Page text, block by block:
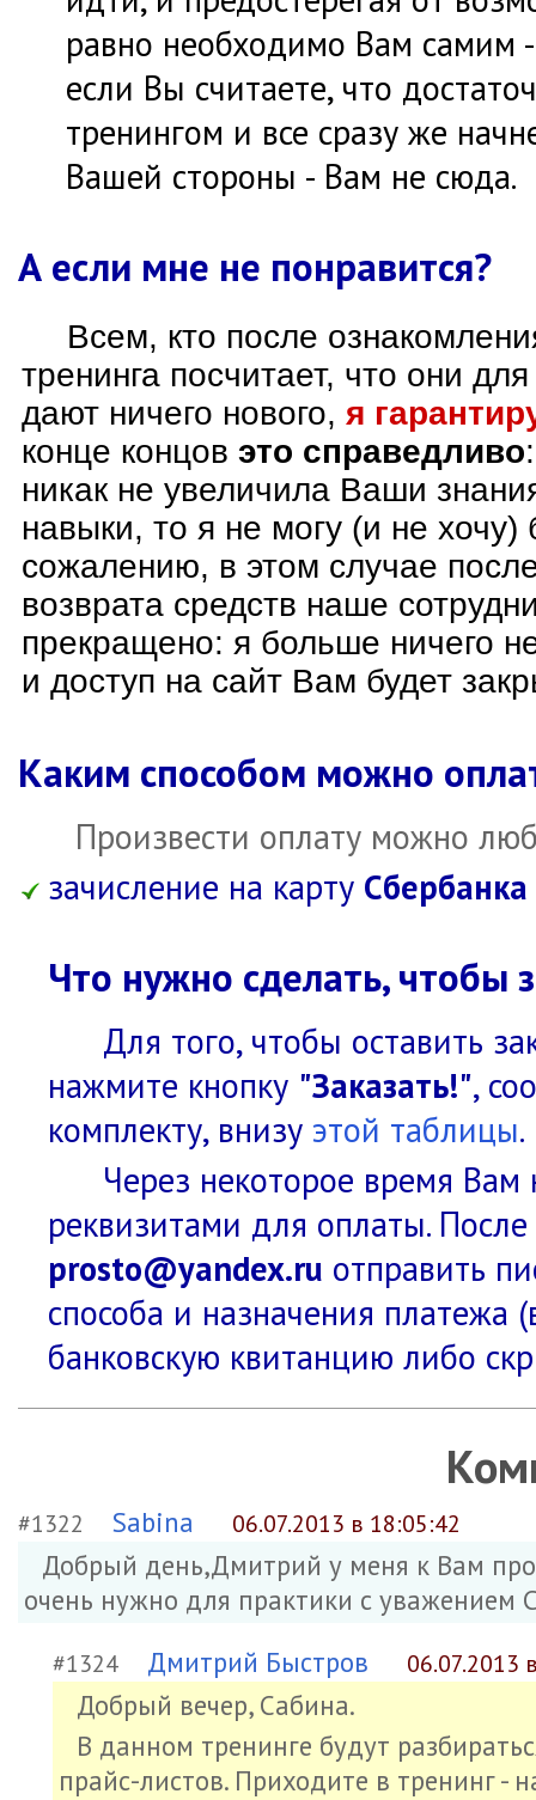
равно необходимо Вам самим -
если Вы считаете, что
тренингом и все сразу же
Вашей стороны - Вам не сюда.
А если мне не понравится?
Всем, кто после
тренинга посчитает, что они
дают ничего нового, я
конце концов это справедливо
никак не увеличила Ваши
навыки, то я не могу (и не хочу)
сожалению, в этом случае
возврата средств наше
прекращено: я больше ничего
и доступ на сайт Вам будет
Каким способом можно
Произвести оплату можно
зачисление на карту Сбербанка
Что нужно сделать, чтобы
Для того, чтобы оставить
нажмите кнопку "Заказать!",
комплекту, внизу этой таблицы.
Через некоторое время
реквизитами для оплаты.
prosto@yandex.ru отправить
способа и назначения платежа
банковскую квитанцию либо
#1322 Sabina 06.07.2013 в 18:05:42
Добрый день,Дмитрий у меня к Вам
очень нужно для практики с уважением
#1324 Дмитрий Быстров 06.07.2013
Добрый вечер, Сабина.
В данном тренинге будут
прайс-листов. Приходите в тренинг -